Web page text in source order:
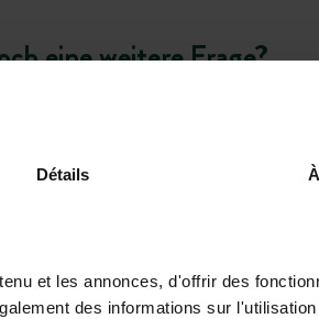
Détails
et les annonces, d'offrir des
des informations sur
eine weitere Frage?
in der Beta-Version. Die
Informationen (Preise,